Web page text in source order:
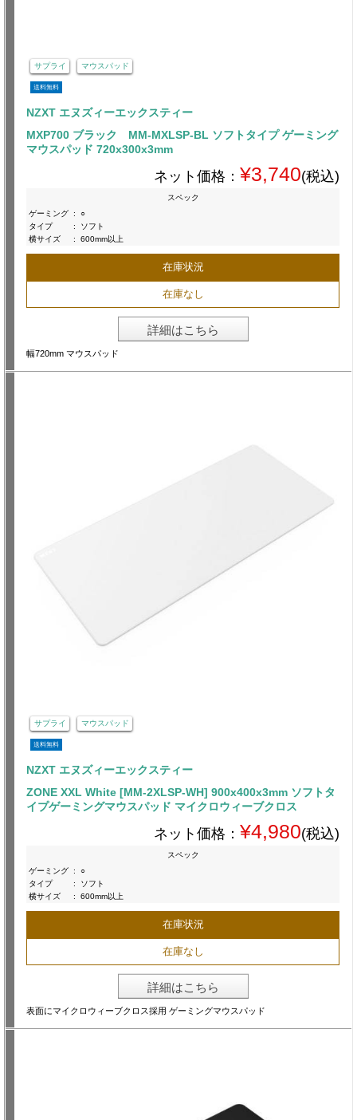
サプライ マウスパッド
送料無料
NZXT エヌズィーエックスティー
MXP700 ブラック MM-MXLSP-BL ソフトタイプ ゲーミング
マウスパッド 720x300x3mm
ネット価格： ¥3,740(税込)
スペック
ゲーミング :
○
タイプ
:
ソフト
横サイズ
: 600mm以上
在庫状況
在庫なし
詳細はこちら
幅720mm マウスパッド
サプライ マウスパッド
送料無料
NZXT エヌズィーエックスティー
ZONE XXL White [MM-2XLSP-WH] 900x400x3mm ソフトタ
イプゲーミングマウスパッド マイクロウィーブクロス
ネット価格： ¥4,980(税込)
スペック
ゲーミング :
○
タイプ
:
ソフト
横サイズ
: 600mm以上
在庫状況
在庫なし
詳細はこちら
表面にマイクロウィーブクロス採用 ゲーミングマウスパッド